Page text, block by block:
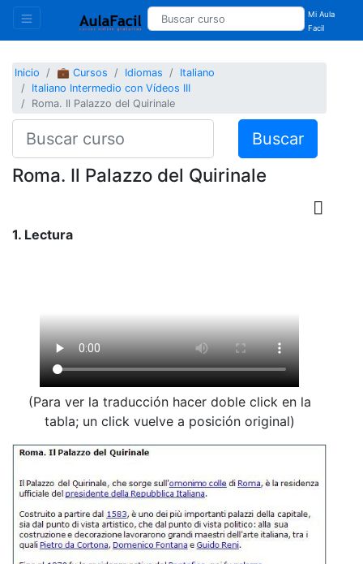
Mi Aula
Facil
Inicio 💼 Cursos Idiomas
Italiano
Italiano Intermedio con Vídeos III
Roma. Il Palazzo del Quirinale
Buscar
Roma. Il Palazzo del Quirinale
1. Lectura
(Para ver la traducción hacer doble click en la
tabla; un click vuelve a posición original)